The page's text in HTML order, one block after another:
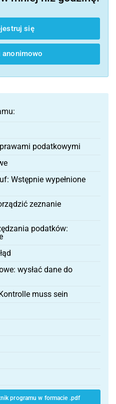
się
anonimowo
podatkowymi
Wstępnie wypełnione
zeznanie
podatków:
wysłać dane do
muss sein
programu w formacie .pdf